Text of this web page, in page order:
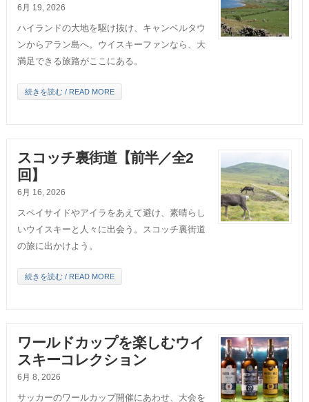
6月 19, 2026
ハイランドの大地を駆け抜け、キャンベルタウ
ンからアラン島へ。ウイスキーファンなら、大
満足できる旅路がここにある。
続きを読む / READ MORE
スコッチ裏街道【前半／全2
回】
6月 16, 2026
スペイサイドやアイラをあえて避け、素晴らし
いウイスキーと人々に出会う。スコッチ裏街道
の旅に出かけよう。
続きを読む / READ MORE
ワールドカップを楽しむウイ
スキーコレクション
6月 8, 2026
サッカーのワールカップ開催にあわせ、大会を